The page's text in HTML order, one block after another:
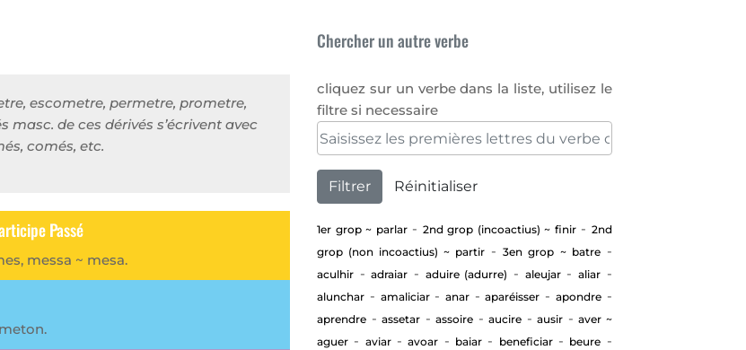
escometre, permetre, prometre,
de ces dérivés s’écrivent avec
comés, etc.
Passé
messa ~ mesa.
Chercher un autre verbe
cliquez sur un verbe dans la liste, utilisez le
filtre si necessaire
1er grop ~ parlar- 2nd grop (incoactius) ~ finir- 2nd
grop (non incoactius) ~ partir -3en grop ~ batre-
aculhir -adraiar - aduire (adurre) - aleujar- aliar-
alunchar - amaliciar-anar -aparéisser - apondre-
aprendre -assetar -assoire -aucire -ausir -aver ~
aguer - aviar-avoar - baiar - beneficiar- beure -